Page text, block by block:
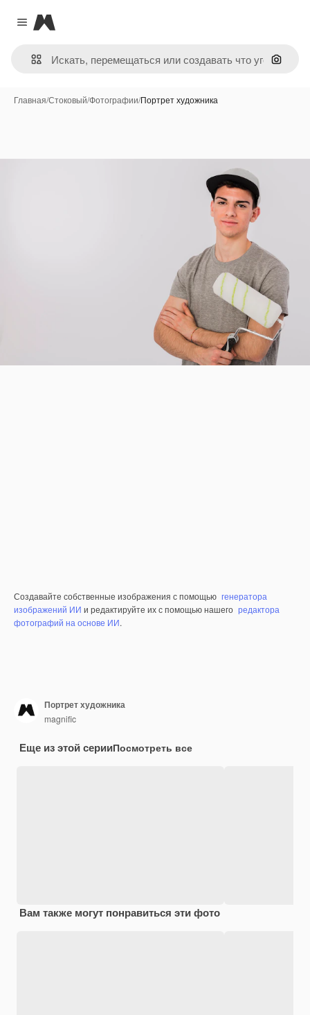
Close menu
Magnific
Поиск
Главная/Стоковый/Фотографии/Портрет художника
Создавайте собственные изображения с помощью генератора
изображений ИИ и редактируйте их с помощью нашего редактора
фотографий на основе ИИ.
Портрет художника
magnific
Еще из этой серииПосмотреть все
Вам также могут понравиться эти фото